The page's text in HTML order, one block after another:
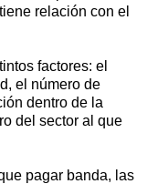
relación con el
factores: el
el número de
dentro de la
del sector al que
pagar banda, las